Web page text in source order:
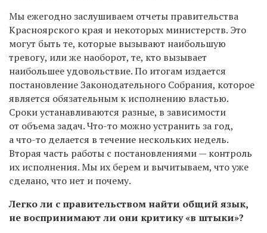
Мы ежегодно заслушиваем отчеты правительства
Красноярского края и некоторых министерств. Это
могут быть те, которые вызывают наибольшую
тревогу, или же наоборот, те, кто вызывает
наибольшее удовольствие. По итогам издается
постановление Законодательного Собрания, которое
является обязательным к исполнению властью.
Сроки устанавливаются разные, в зависимости
от объема задач. Что-то можно устранить за год,
а что-то делается в течение нескольких недель.
Вторая часть работы с постановлениями — контроль
их исполнения. Мы их берем и вычитываем, что уже
сделано, что нет и почему.
Легко ли с правительством найти общий язык,
не воспринимают ли они критику «в штыки»?